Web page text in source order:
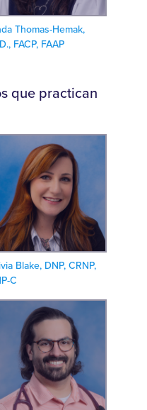
Thomas-Hemak,
FACP, FAAP
que practican
Blake, DNP, CRNP,
C